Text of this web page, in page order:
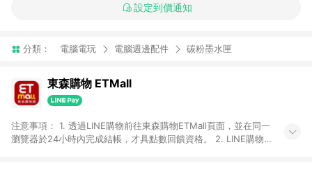
設定到價通知
分類： 電腦電玩 電腦週邊配件 碳粉墨水匣
東森購物 ETMall
注意事項： 1. 透過LINE購物前往東森購物ETMall頁面，並在同一
瀏覽器於24小時內完成結帳，才具點數回饋資格。 2. LINE購物